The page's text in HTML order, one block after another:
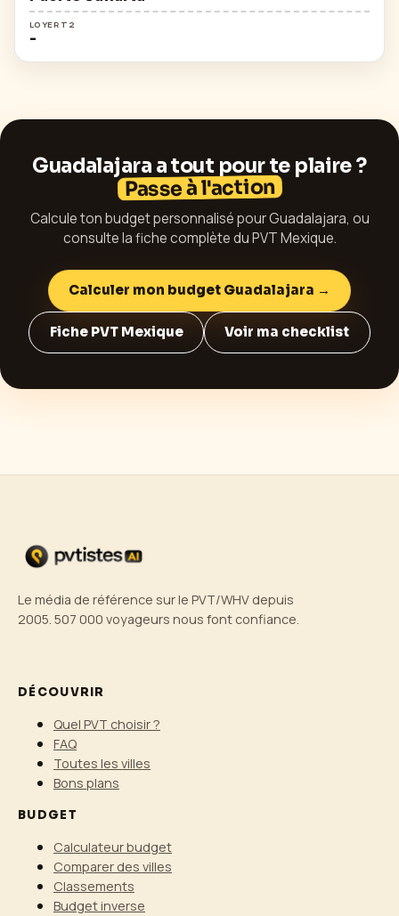
LOYER T2
-
Guadalajara a tout pour te plaire ?
Passe à l'action
Calcule ton budget personnalisé pourGuadalajara, ou
consulte la fiche complète du PVTMexique.
Calculer mon budget Guadalajara →
Fiche PVT Mexique Voir ma checklist
Le média de référence sur le PVT/WHV depuis
2005. 507 000 voyageurs nous font confiance.
DÉCOUVRIR
Quel PVT choisir ?
FAQ
Toutes les villes
Bons plans
BUDGET
Calculateur budget
Comparer des villes
Classements
Budget inverse